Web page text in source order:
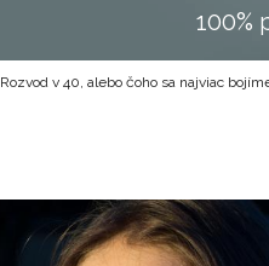
100%
Rozvod v 40, alebo čoho sa najviac